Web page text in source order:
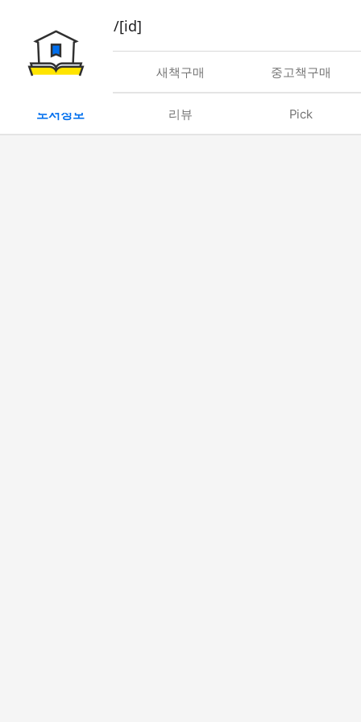
book/rent/[id]
대여 새책구매 중고책구매
도서정보 리뷰 Pick